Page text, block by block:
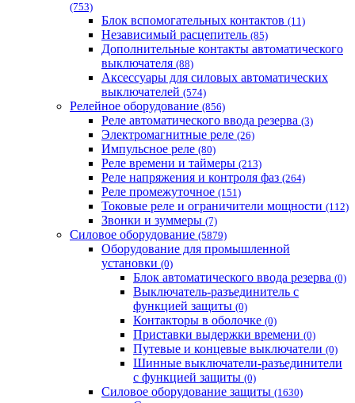
(753)
Блок вспомогательных контактов (11)
Независимый расцепитель (85)
Дополнительные контакты автоматического
выключателя (88)
Аксессуары для силовых автоматических
выключателей (574)
Релейное оборудование (856)
Реле автоматического ввода резерва (3)
Электромагнитные реле (26)
Импульсное реле (80)
Реле времени и таймеры (213)
Реле напряжения и контроля фаз (264)
Реле промежуточное (151)
Токовые реле и ограничители мощности (112)
Звонки и зуммеры (7)
Силовое оборудование (5879)
Оборудование для промышленной
установки (0)
Блок автоматического ввода резерва (0)
Выключатель-разъединитель с
функцией защиты (0)
Контакторы в оболочке (0)
Приставки выдержки времени (0)
Путевые и концевые выключатели (0)
Шинные выключатели-разъединители
с функцией защиты (0)
Силовое оборудование защиты (1630)